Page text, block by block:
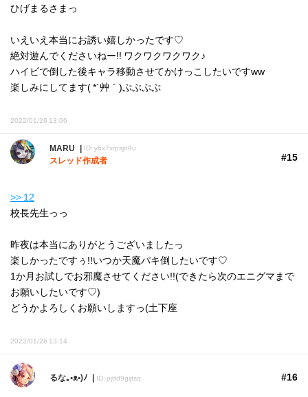
ひげまるさまっ
いえいえ本当にお誘い嬉しかったです♡
絶対遊んでくださいねー!! ワクワクワクワク♪
ハイビで倒した後キャラ移動させてかけっこしたいですww
楽しみにしてます( *´艸｀)ぷぷぷぷ
2022/01/26 13:06
MARU ID: y6x7xrpsjn9u
スレッド作成者 #15
>> 12
校長先生っっ
昨夜は本当にありがとうございましたっ
楽しかったですぅ!!いつか天魔パキ倒したいです♡
1か月お試しでお邪魔させてください!!(できたら次のエニグマまで
お願いしたいです♡)
どうかよろしくお願いしますっ(土下座
2022/01/26 13:14
るな｡•ᴥ•)ﾉ ID: pjttd9gijtsq #16